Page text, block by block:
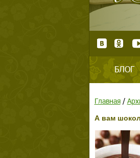
БЛОГ
Главная/
А вам